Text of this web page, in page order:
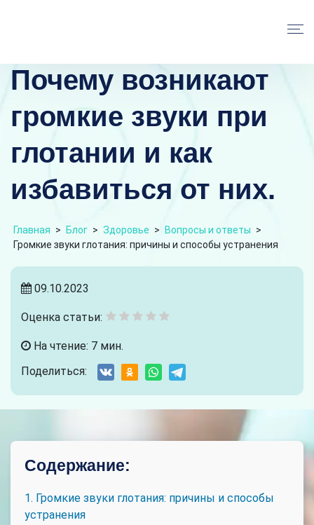
Почему возникают
громкие звуки при
глотании и как
избавиться от них.
Главная > Блог > Здоровье > Вопросы и ответы >
Громкие звуки глотания: причины и способы устранения
09.10.2023
Оценка статьи:
На чтение: 7 мин.
Поделиться:
Содержание:
1. Громкие звуки глотания: причины и способы
устранения